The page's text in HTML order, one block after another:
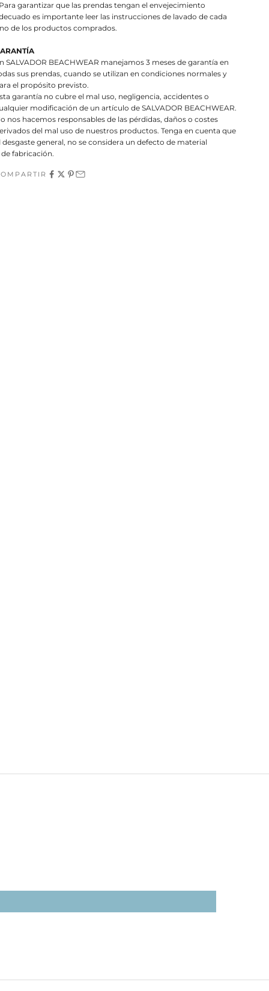
Para garantizar que las prendas tengan el envejecimiento
es importante leer las instrucciones de lavado de cada
de los productos comprados.
SALVADOR BEACHWEAR manejamos 3 meses de garantía en
sus prendas, cuando se utilizan en condiciones normales y
el propósito previsto.
garantía no cubre el mal uso, negligencia, accidentes o
modificación de un artículo de SALVADOR BEACHWEAR.
nos hacemos responsables de las pérdidas, daños o costes
del mal uso de nuestros productos. Tenga en cuenta que
desgaste general, no se considera un defecto de material
de fabricación.